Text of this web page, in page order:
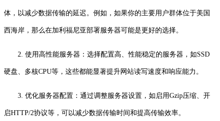
体，以减少数据传输的延迟。例如，如果你的主要用户群体位于美国
西海岸，那么在加利福尼亚部署服务器可能是更好的选择。
2. 使用高性能服务器：选择配置高、性能稳定的服务器，如SSD
硬盘、多核CPU等，这些都能显著提升网站读写速度和响应能力。
3. 优化服务器配置：通过调整服务器设置，如启用Gzip压缩、开
启HTTP/2协议等，可以减少数据传输时间和提高传输效率。